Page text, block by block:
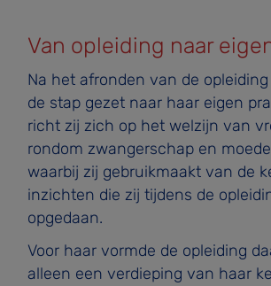
Van opleiding naar
Na het afronden van de
de stap gezet naar haar eigen
richt zij zich op het welzijn van
rondom zwangerschap en
waarbij zij gebruikmaakt van de
inzichten die zij tijdens de
opgedaan.
Voor haar vormde de opleiding
alleen een verdieping van haar